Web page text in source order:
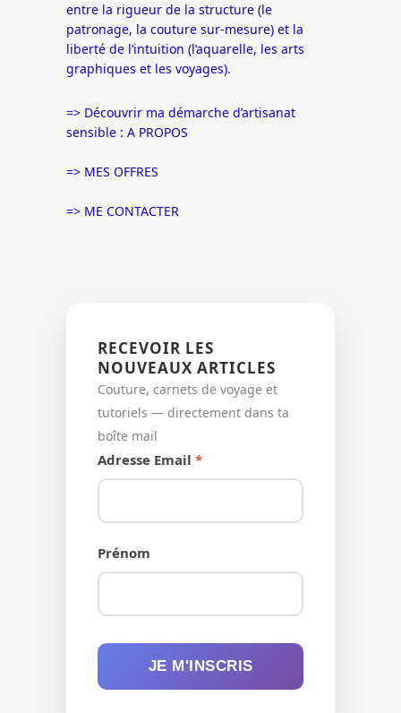
entre la rigueur de la structure (le
patronage, la couture sur-mesure) et la
liberté de l’intuition (l’aquarelle, les arts
graphiques et les voyages).
=> Découvrir ma démarche d’artisanat
sensible : A PROPOS
=> MES OFFRES
=> ME CONTACTER
RECEVOIR LES
NOUVEAUX ARTICLES
Couture, carnets de voyage et
tutoriels — directement dans ta
boîte mail
Adresse Email
Prénom
JE M'INSCRIS